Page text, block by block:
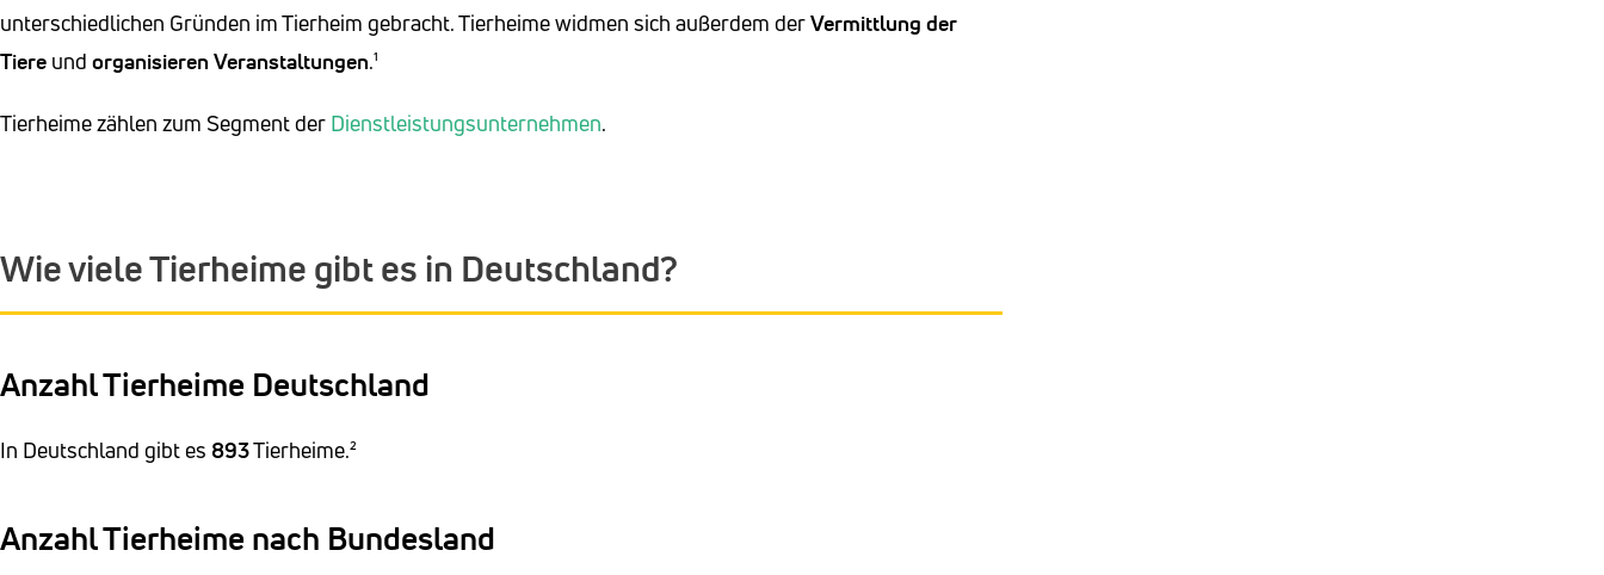
unterschiedlichen Gründen im Tierheim gebracht. Tierheime widmen sich außerdem derVermittlung der
Tiere und organisieren Veranstaltungen.¹
Tierheime zählen zum Segment der Dienstleistungsunternehmen.
Wie viele Tierheime gibt es in Deutschland?
Anzahl Tierheime Deutschland
In Deutschland gibt es 893Tierheime.²
Anzahl Tierheime nach Bundesland